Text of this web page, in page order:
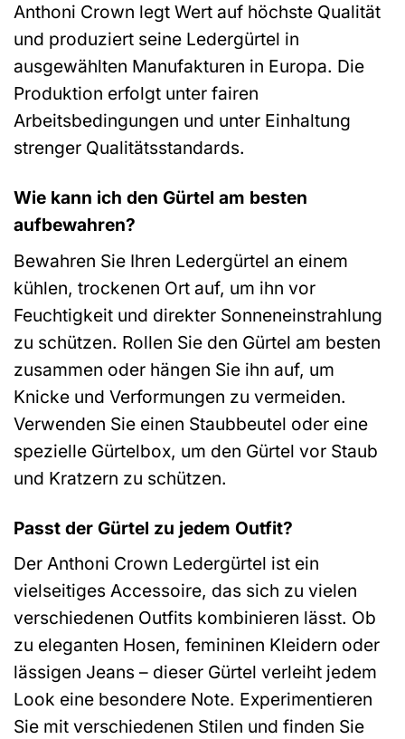
Anthoni Crown legt Wert auf höchste Qualität
und produziert seine Ledergürtel in
ausgewählten Manufakturen in Europa. Die
Produktion erfolgt unter fairen
Arbeitsbedingungen und unter Einhaltung
strenger Qualitätsstandards.
Wie kann ich den Gürtel am besten
aufbewahren?
Bewahren Sie Ihren Ledergürtel an einem
kühlen, trockenen Ort auf, um ihn vor
Feuchtigkeit und direkter Sonneneinstrahlung
zu schützen. Rollen Sie den Gürtel am besten
zusammen oder hängen Sie ihn auf, um
Knicke und Verformungen zu vermeiden.
Verwenden Sie einen Staubbeutel oder eine
spezielle Gürtelbox, um den Gürtel vor Staub
und Kratzern zu schützen.
Passt der Gürtel zu jedem Outfit?
Der Anthoni Crown Ledergürtel ist ein
vielseitiges Accessoire, das sich zu vielen
verschiedenen Outfits kombinieren lässt. Ob
zu eleganten Hosen, femininen Kleidern oder
lässigen Jeans – dieser Gürtel verleiht jedem
Look eine besondere Note. Experimentieren
Sie mit verschiedenen Stilen und finden Sie